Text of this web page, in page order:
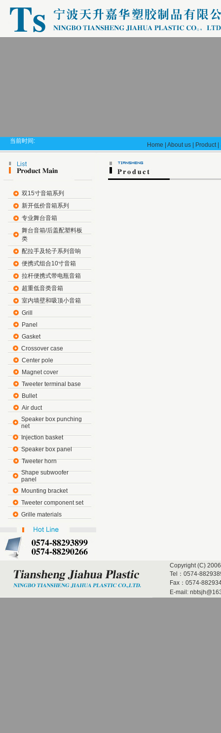
当前时间:
Home About us Product|
双15寸音箱系列
新开低价音箱系列
专业舞台音箱
舞台音箱/后盖配塑料板
类
配拉手及轮子系列音响
便携式组合10寸音箱
拉杆便携式带电瓶音箱
超重低音类音箱
室内墙壁和吸顶小音箱
Grill
Panel
Gasket
Crossover case
Center pole
Magnet cover
Tweeter terminal base
Bullet
Air duct
Speaker box punching
net
Injection basket
Speaker box panel
Tweeter horn
Shape subwoofer
panel
Mounting bracket
Tweeter component set
Grille materials
Copyright (C)
Tel：0574-
Fax：0574-
E-mail: